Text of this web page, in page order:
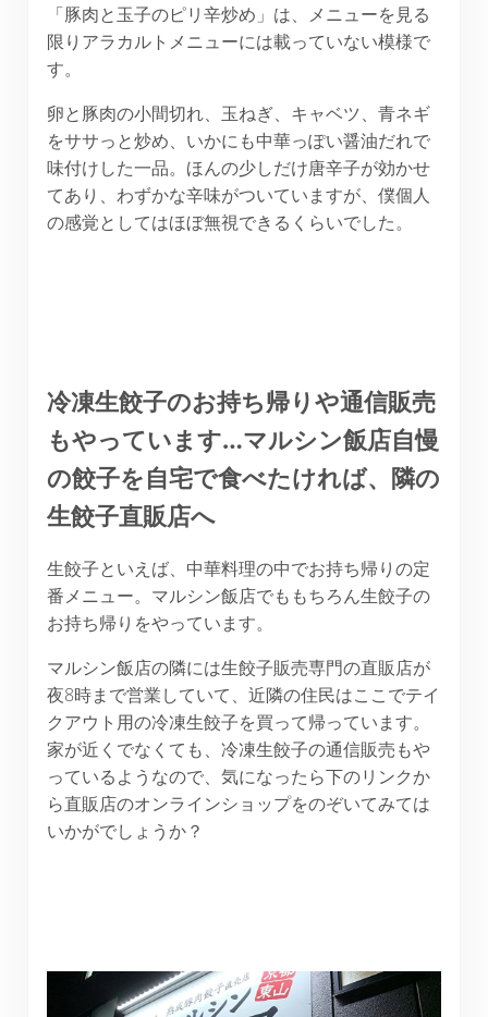
「豚肉と玉子のピリ辛炒め」は、メニューを見る
限りアラカルトメニューには載っていない模様で
す。
卵と豚肉の小間切れ、玉ねぎ、キャベツ、青ネギ
をササっと炒め、いかにも中華っぽい醤油だれで
味付けした一品。ほんの少しだけ唐辛子が効かせ
てあり、わずかな辛味がついていますが、僕個人
の感覚としてはほぼ無視できるくらいでした。
冷凍生餃子のお持ち帰りや通信販売
もやっています…マルシン飯店自慢
の餃子を自宅で食べたければ、隣の
生餃子直販店へ
生餃子といえば、中華料理の中でお持ち帰りの定
番メニュー。マルシン飯店でももちろん生餃子の
お持ち帰りをやっています。
マルシン飯店の隣には生餃子販売専門の直販店が
夜8時まで営業していて、近隣の住民はここでテイ
クアウト用の冷凍生餃子を買って帰っています。
家が近くでなくても、冷凍生餃子の通信販売もや
っているようなので、気になったら下のリンクか
ら直販店のオンラインショップをのぞいてみては
いかがでしょうか？